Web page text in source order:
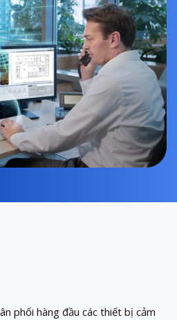
phối hàng đầu các thiết bị cảm